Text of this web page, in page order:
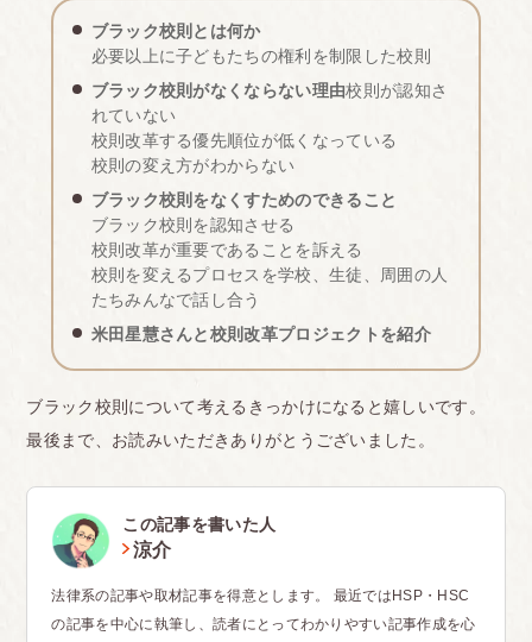
導 もなかった。小学校低学年の時は罪悪感に駆られ
て律儀に捨てていたが、高学年や中学生になると捨
てずに飲ん だ。親も「(熱中症になるから)飲めば良
い」と言ってくれた
・飴の袋が廊下に落ちてるだけで学年集会(公立中)
→いちいちそんなことで集会を開くのが時間の無駄
だと感じたし、張本人を追及するくらいなら、私が
受けていた いじめの犯人を追及・指導してほしかっ
<br>
■山梨県
山梨県立甲府工業高等学校で頭髪検査の基準はクリ
という謎の理由で切らされました、友達も同じ理由
で引っかかりました
■岐阜
ブラック校則とは何か
必要以上に子どもたちの権利を制限した校則
ブラック校則がなくならない理由校則が認知さ
れていない
校則改革する優先順位が低くなっている
校則の変え方がわからない
ブラック校則をなくすためのできること
ブラック校則を認知させる
校則改革が重要であることを訴える
校則を変えるプロセスを学校、生徒、周囲の人
たちみんなで話し合う
米田星慧さんと校則改革プロジェクトを紹介
ブラック校則について考えるきっかけになると嬉しいです。
最後まで、お読みいただきありがとうございました。
この記事を書いた人
涼介
法律系の記事や取材記事を得意とします。 最近ではHSP・HSC
の記事を中心に執筆し、読者にとってわかりやすい記事作成を心